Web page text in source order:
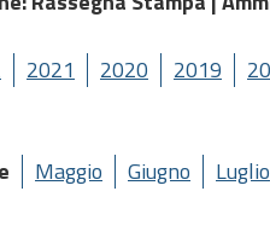
2021 2020 2019
Maggio Giugno Luglio